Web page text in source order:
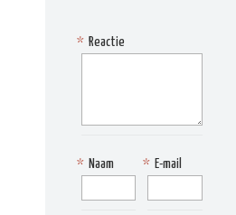
Reactie
*
Naam
* E-mail
*